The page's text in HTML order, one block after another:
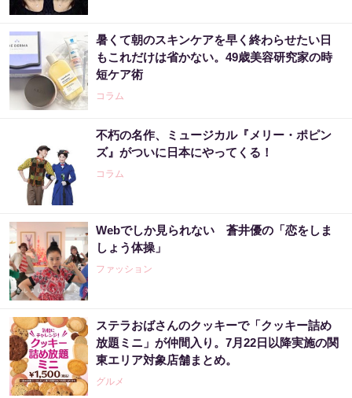
暑くて朝のスキンケアを早く終わらせたい日
もこれだけは省かない。49歳美容研究家の時
短ケア術
コラム
不朽の名作、ミュージカル『メリー・ポピン
ズ』がついに日本にやってくる！
コラム
Webでしか見られない 蒼井優の「恋をしま
しょう体操」
ファッション
ステラおばさんのクッキーで「クッキー詰め
放題ミニ」が仲間入り。7月22日以降実施の関
東エリア対象店舗まとめ。
グルメ